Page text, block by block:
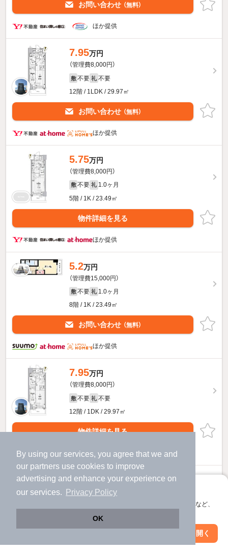
By using our services, you agree that we and
our partners use cookies to improve
advertising and enhance your experience on
our services.
Privacy Policy
OK
アプリに切り替えて、サクサクお部屋探し
会員登録なしですぐ使える。マップ検索やお気に入り保存など、
アプリを開く
お問い合わせ （無料）
ほか提供
7.95万円
（管理費8,000円）
敷 不要 礼 不要
12階 / 1LDK / 29.97㎡
お問い合わせ （無料）
ほか提供
5.75万円
（管理費8,000円）
敷 不要 礼 1.0ヶ月
5階 / 1K / 23.49㎡
物件詳細を見る
ほか提供
5.2万円
（管理費15,000円）
敷 不要 礼 1.0ヶ月
8階 / 1K / 23.49㎡
お問い合わせ （無料）
ほか提供
7.95万円
（管理費8,000円）
敷 不要 礼 不要
12階 / 1DK / 29.97㎡
物件詳細を見る
ほか提供
メイクスデザイン名駅南のすべての部屋を見る
前へ 次へ
2026年08月08日更新
絞り込み条件を変更